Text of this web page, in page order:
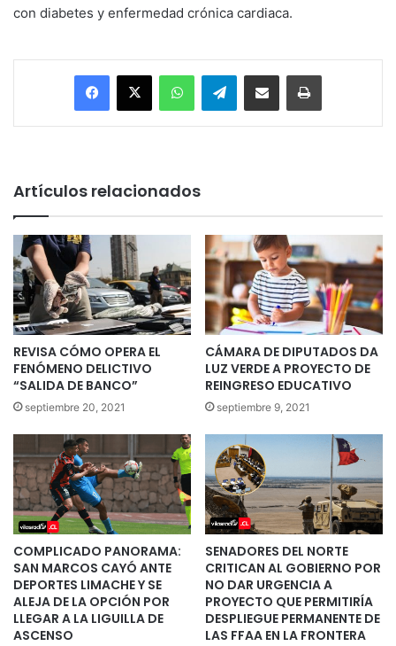
con diabetes y enfermedad crónica cardiaca.
Facebook
X WhatsAppTelegramEnviar vía email Imprimir
Artículos relacionados
REVISA CÓMO OPERA EL
FENÓMENO DELICTIVO
“SALIDA DE BANCO”
septiembre 20, 2021
CÁMARA DE DIPUTADOS DA
LUZ VERDE A PROYECTO DE
REINGRESO EDUCATIVO
septiembre 9, 2021
COMPLICADO PANORAMA:
SAN MARCOS CAYÓ ANTE
DEPORTES LIMACHE Y SE
ALEJA DE LA OPCIÓN POR
LLEGAR A LA LIGUILLA DE
ASCENSO
SENADORES DEL NORTE
CRITICAN AL GOBIERNO POR
NO DAR URGENCIA A
PROYECTO QUE PERMITIRÍA
DESPLIEGUE PERMANENTE DE
LAS FFAA EN LA FRONTERA